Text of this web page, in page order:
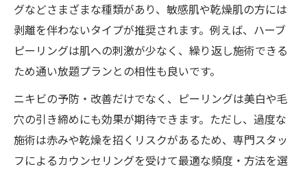
グなどさまざまな種類があり、敏感肌や乾燥肌の方には
剥離を伴わないタイプが推奨されます。例えば、ハーブ
ピーリングは肌への刺激が少なく、繰り返し施術できる
ため通い放題プランとの相性も良いです。
ニキビの予防・改善だけでなく、ピーリングは美白や毛
穴の引き締めにも効果が期待できます。ただし、過度な
施術は赤みや乾燥を招くリスクがあるため、専門スタッ
フによるカウンセリングを受けて最適な頻度・方法を選